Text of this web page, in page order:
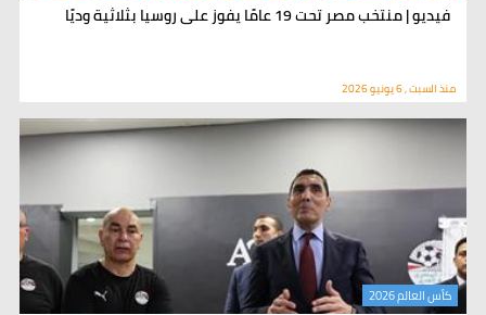
فيديو | منتخب مصر تحت 19 عامًا يفوز على روسيا بثلاثية وديًا
منذ السبت , 6 يونيو 2026
كأس العالم 2026